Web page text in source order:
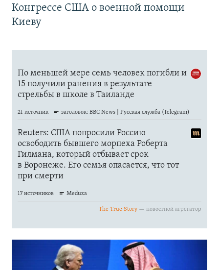
Конгрессе США о военной помощи
Киеву